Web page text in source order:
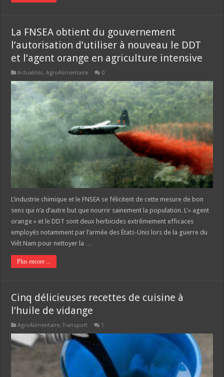
La FNSEA obtient du gouvernement
l’autorisation d’utiliser à nouveau le DDT
et l’agent orange en agriculture intensive
Actualités,AgroAlimentaire 0
L’industrie chimique et le FNSEA se félicitent de cette mesure de bon
sens qui n’a d’autre but que nourrir sainement la population. L’« agent
orange » et le DDT sont deux herbicides extrêmement efficaces
employés notamment par l’armée des États-Unis lors de la guerre du
Viêt Nam pour nettoyer la …
Plus encore ...
Cinq délicieuses recettes de cuisine à
l’huile de vidange
AgroAlimentaire,Transport 1